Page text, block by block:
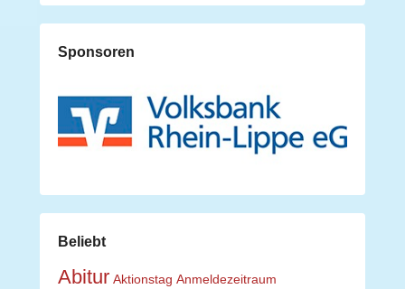
Sponsoren
Beliebt
Abitur Aktionstag Anmeldezeitraum